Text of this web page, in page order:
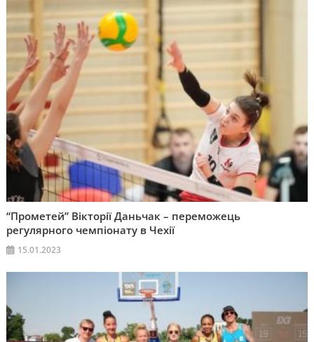
“Прометей” Вікторії Даньчак – переможець
регулярного чемпіонату в Чехії
15.01.2023